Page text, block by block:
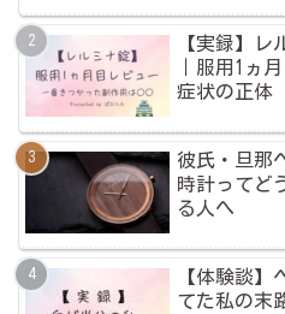
【実録】レ
｜服用1ヵ
症状の正体
彼氏・旦那
時計ってど
る人へ
【体験談】
てた私の末